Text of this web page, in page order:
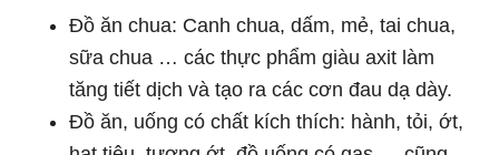
Đồ ăn chua: Canh chua, dấm, mẻ, tai chua,
sữa chua … các thực phẩm giàu axit làm
tăng tiết dịch và tạo ra các cơn đau dạ dày.
Đồ ăn, uống có chất kích thích: hành, tỏi, ớt,